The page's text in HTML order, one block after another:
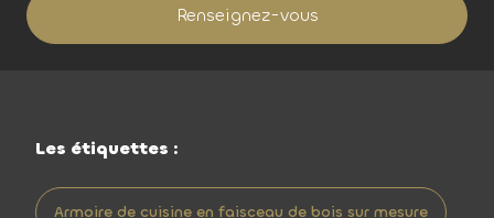
Renseignez-vous
Les étiquettes :
Armoire de cuisine en faisceau de bois sur mesure